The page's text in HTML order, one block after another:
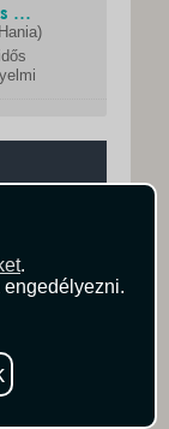
.
engedélyezni.
Dorian Apartments Bali